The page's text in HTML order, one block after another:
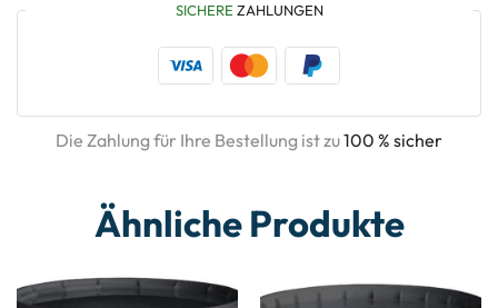
SICHERE ZAHLUNGEN
Die Zahlung für Ihre Bestellung ist zu100 % sicher
Ähnliche Produkte